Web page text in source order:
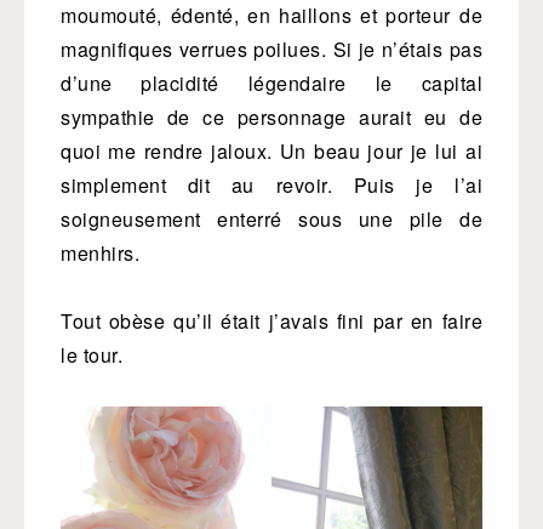
moumouté, édenté, en haillons et porteur de
magnifiques verrues poilues. Si je n’étais pas
d’une placidité légendaire le capital
sympathie de ce personnage aurait eu de
quoi me rendre jaloux. Un beau jour je lui ai
simplement dit au revoir. Puis je l’ai
soigneusement enterré sous une pile de
menhirs.
Tout obèse qu’il était j’avais fini par en faire
le tour.